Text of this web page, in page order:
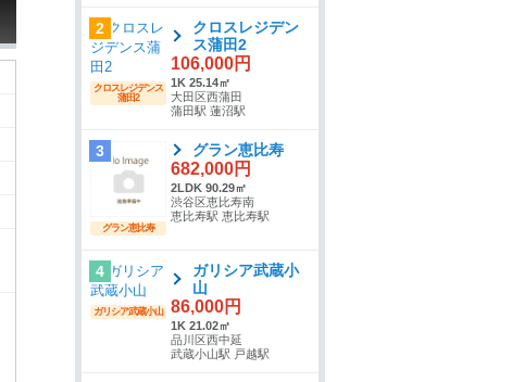
2
クロスレジデンス
蒲田2
クロスレジデン
ス蒲田2
106,000円
1K 25.14㎡
大田区西蒲田
蒲田駅 蓮沼駅
3
グラン恵比寿
グラン恵比寿
682,000円
2LDK 90.29㎡
渋谷区恵比寿南
恵比寿駅 恵比寿駅
4
ガリシア武蔵小山
ガリシア武蔵小
山
86,000円
1K 21.02㎡
品川区西中延
武蔵小山駅 戸越駅